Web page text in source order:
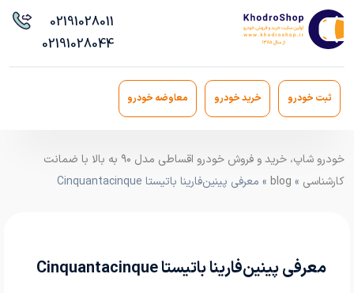
02191028011
02191028044
ثبت خودرو خرید خودرو معاوضه خودرو
خودرو شاپ، خرید و فروش خودرو اقساطی مدل ۹۰ به بالا با ضمانت
کارشناسی »
blog » معرفی پینین‌فارینا باتیستا Cinquantacinque
معرفی پینین‌فارینا باتیستا Cinquantacinque